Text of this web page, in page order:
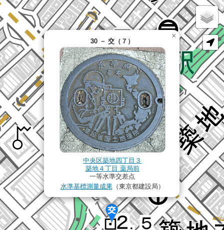
30 － 交（７）
中央区築地四丁目３
築地４丁目 薬局前
一等水準交差点
水準基標測量成果（東京都建設局）
×